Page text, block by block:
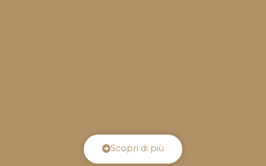
Scopri di più